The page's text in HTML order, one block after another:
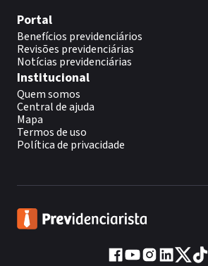
Portal
Benefícios previdenciários
Revisões previdenciárias
Notícias previdenciárias
Institucional
Quem somos
Central de ajuda
Mapa
Termos de uso
Política de privacidade